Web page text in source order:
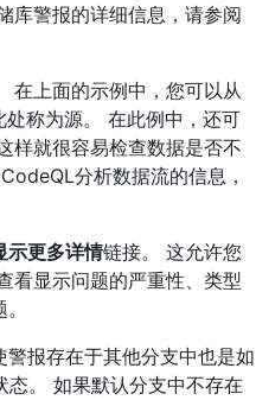
库警报的详细信息，请参阅
在上面的示例中，您可以从
称为源。 在此例中，还可
样就很容易检查数据是否不
分析数据流的信息，
示更多详情链接。 这允许您
看显示问题的严重性、类型
报存在于其他分支中也是如
态。 如果默认分支中不存在